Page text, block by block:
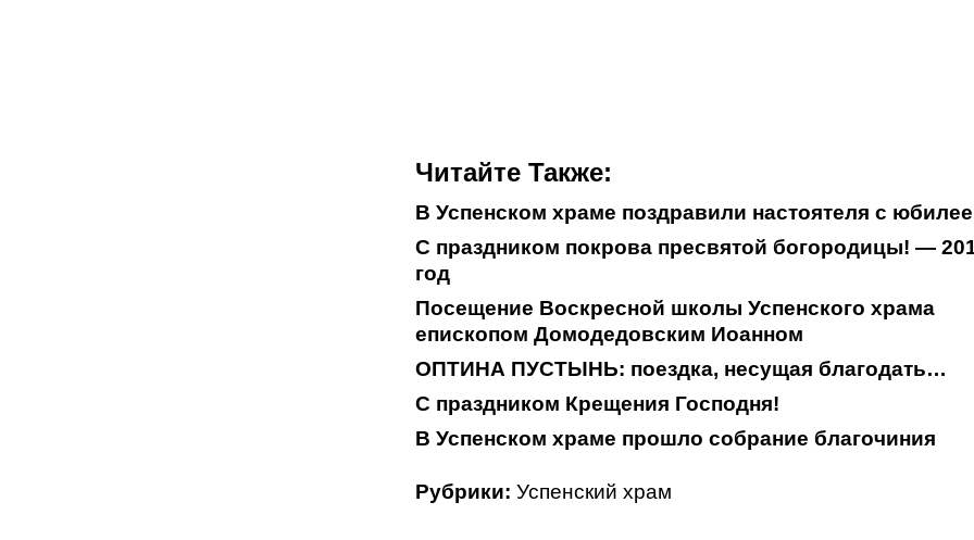
Читайте Также:
В Успенском храме поздравили настоятеля с
С праздником покрова пресвятой богородицы! —
год
Посещение Воскресной школы Успенского храма
епископом Домодедовским Иоанном
ОПТИНА ПУСТЫНЬ: поездка, несущая благодать…
С праздником Крещения Господня!
В Успенском храме прошло собрание благочиния
Рубрики: Успенский храм